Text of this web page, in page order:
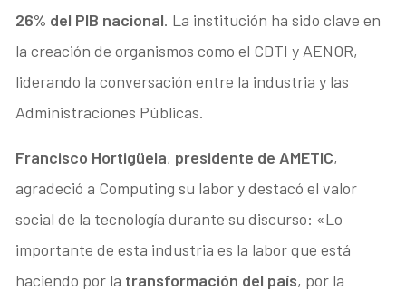
26% del PIB nacional. La institución ha sido clave en
la creación de organismos como el CDTI y AENOR,
liderando la conversación entre la industria y las
Administraciones Públicas.
Francisco Hortigüela, presidente de AMETIC,
agradeció a Computing su labor y destacó el valor
social de la tecnología durante su discurso: «Lo
importante de esta industria es la labor que está
haciendo por la transformación del país, por la